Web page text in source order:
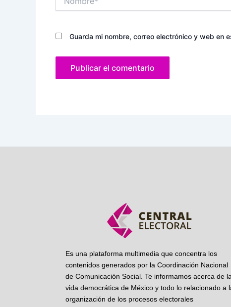
Guarda mi nombre, correo electrónico y web en
Es una plataforma multimedia que concentra los
contenidos generados por la Coordinación Nacional
de Comunicación Social. Te informamos acerca de
vida democrática de México y todo lo relacionado a
organización de los procesos electorales